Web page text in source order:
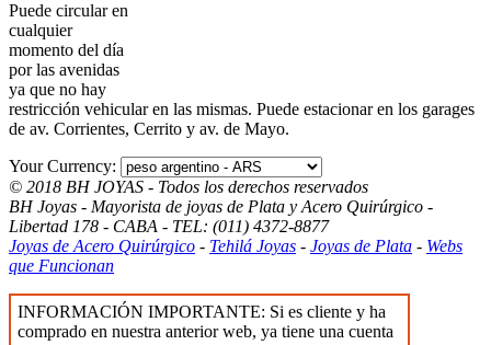
Puede circular en
cualquier
momento del día
por las avenidas
ya que no hay
restricción vehicular en las mismas. Puede estacionar en los garages
de av. Corrientes, Cerrito y av. de Mayo.
Your Currency:
© 2018 BH JOYAS - Todos los derechos reservados
BH Joyas - Mayorista de joyas de Plata y Acero Quirúrgico -
Libertad 178 - CABA - TEL: (011) 4372-8877
Joyas de Acero Quirúrgico - Tehilá Joyas - Joyas de Plata - Webs
que Funcionan
INFORMACIÓN IMPORTANTE: Si es cliente y ha
comprado en nuestra anterior web, ya tiene una cuenta